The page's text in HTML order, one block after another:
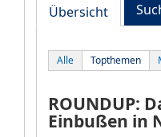
Übersicht
Alle Topthemen
ROUNDUP:
Einbußen in